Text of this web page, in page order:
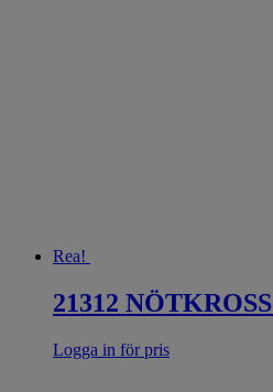
Rea!
21312
Logga in för pris